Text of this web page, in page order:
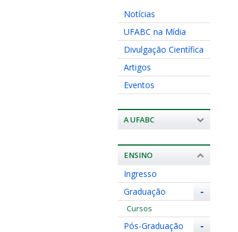
Notícias
UFABC na Mídia
Divulgação Científica
Artigos
Eventos
A UFABC
ENSINO
Ingresso
-
Graduação
Cursos
-
Pós-Graduação